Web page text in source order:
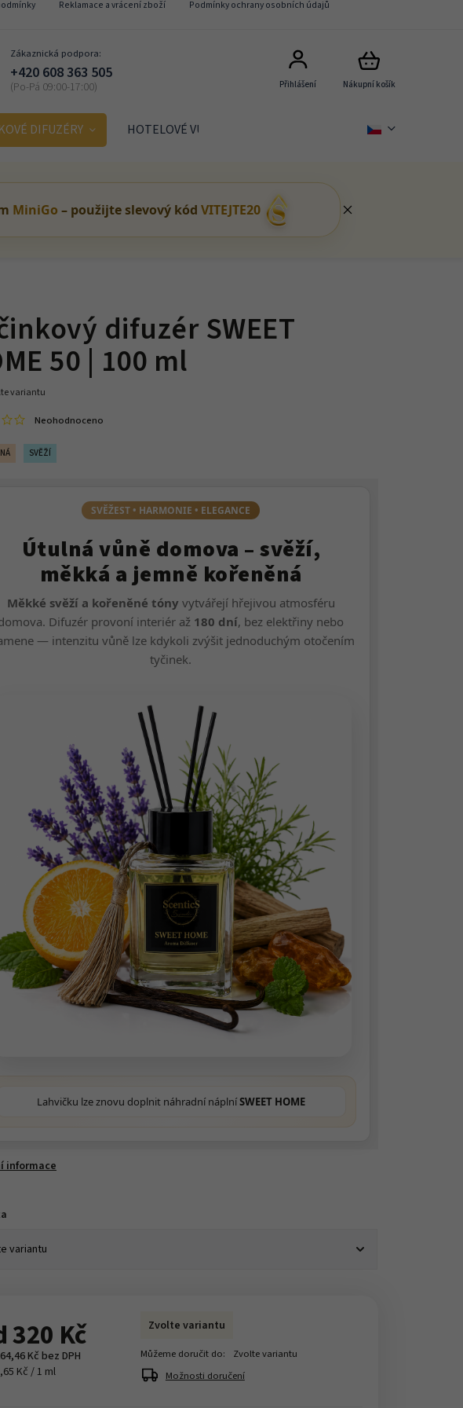
Reklamace a vrácení zboží
Podmínky ochrany osobních údajů
Zákaznická podpora:
+420 608 363 505
Nákupní košík
Přihlášení
DIFUZÉRY HOTELOVÉ VŮNĚ Signature DÁRKOVÉ BALÍČKY
MiniGo – použijte slevový kód VITEJTE20
difuzér SWEET
50 | 100 ml
variantu
SVĚŽÍ
Neohodnoceno
SVĚŽEST • HARMONIE • ELEGANCE
Útulná vůně domova – svěží,
měkká a jemně kořeněná
Měkké svěží a kořeněné tóny vytvářejí hřejivou atmosféru
Difuzér provoní interiér až 180 dní, bez elektřiny nebo
— intenzitu vůně lze kdykoli zvýšit jednoduchým otočením
tyčinek.
Lahvičku lze znovu doplnit náhradní náplníSWEET HOME
informace
320 Kč
Kč bez DPH
Kč / 1 ml
Zvolte variantu
Můžeme doručit do:
Zvolte variantu
Možnosti doručení